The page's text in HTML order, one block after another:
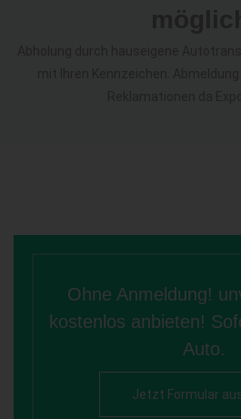
Ohne Anmeldung!
kostenlos anbieten!
Auto.
Jetzt Formular